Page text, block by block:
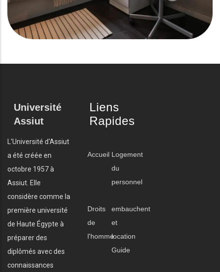
Université
Assiut
L'Université d'Assiut
a été créée en
octobre 1957 à
Assiut. Elle
considère comme la
première université
de Haute Égypte à
préparer des
diplômés avec des
connaissances
Liens
Rapides
Accueil Logement
du
personnel
Droits
de
l'homme
embauchent
et
location
Guide